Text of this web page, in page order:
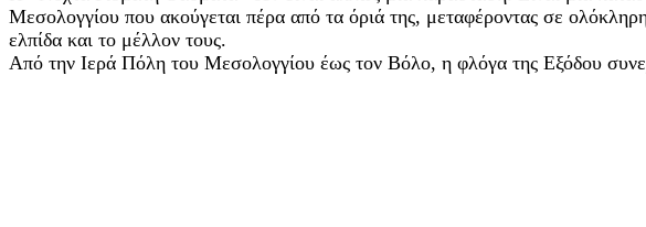
Μεσολογγίου που ακούγεται πέρα από τα όριά της, μεταφέροντας σε
ελπίδα και το μέλλον τους.
Από την Ιερά Πόλη του Μεσολογγίου έως τον Βόλο, η φλόγα της Εξόδου